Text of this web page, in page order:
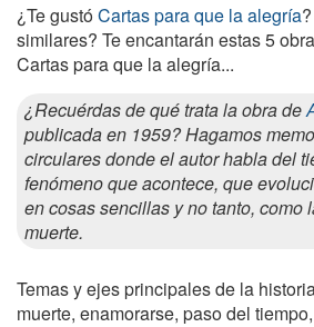
¿Te gustóCartas para que la alegría
similares? Te encantarán estas 5
Cartas para que la alegría...
¿Recuérdas de qué trata la obra de
publicada en 1959? Hagamos
circulares donde el autor habla del
fenómeno que acontece, que
en cosas sencillas y no tanto, como
muerte.
Temas y ejes principales de la
muerte, enamorarse, paso del